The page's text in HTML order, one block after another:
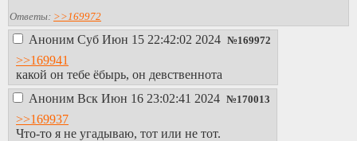
Ответы: >>169972
Аноним Суб Июн 15 22:42:02 2024 №169972
>>169941
какой он тебе ёбырь, он девственнота
Аноним Вск Июн 16 23:02:41 2024 №170013
>>169937
Что-то я не угадываю, тот или не тот.